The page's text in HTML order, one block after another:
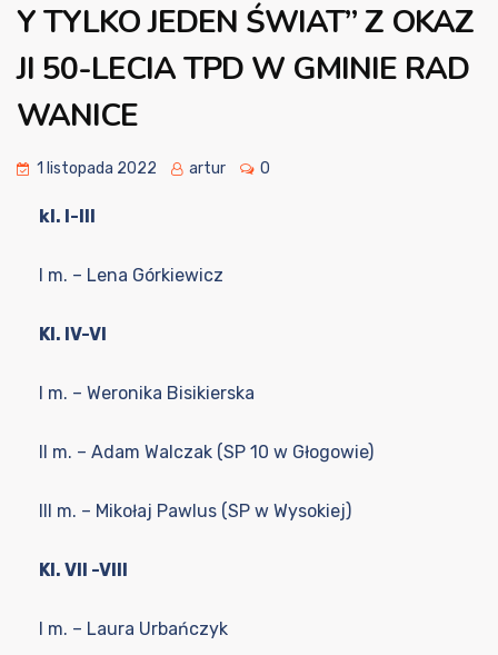
Y TYLKO JEDEN ŚWIAT” Z OKAZ
JI 50-LECIA TPD W GMINIE RAD
WANICE
1 listopada 2022 artur 0
kl. I-III
I m. – Lena Górkiewicz
Kl. IV-VI
I m. – Weronika Bisikierska
II m. – Adam Walczak (SP 10 w Głogowie)
III m. – Mikołaj Pawlus (SP w Wysokiej)
Kl. VII -VIII
I m. – Laura Urbańczyk